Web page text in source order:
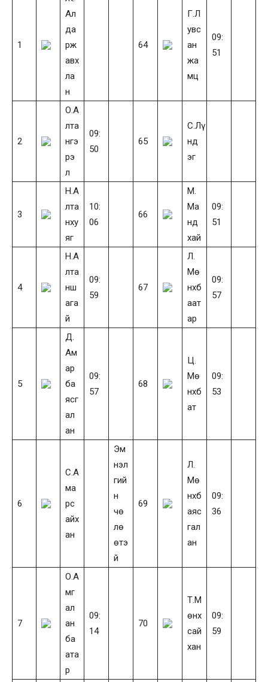
1
Ал
да
рж
авх
ла
н
64
Г.Л
увс
ан
жа
мц
09:
51
2
О.А
лта
нгэ
рэ
л
09:
50
65
С.Лү
нд
эг
3
Н.А
лта
нху
яг
10:
06
66
М.
Ма
нд
хай
09:
51
4
Н.А
лта
нш
ага
й
09:
59
67
Л.
Мө
нхб
аат
ар
09:
57
5
Д.
Ам
ар
ба
ясг
ал
ан
09:
57
68
Ц.
Мө
нхб
ат
09:
53
6
С.А
ма
рс
айх
ан
Эм
нэл
гий
н
чө
лө
өтэ
й
69
Л.
Мө
нхб
аяс
гал
ан
09:
36
7
О.А
мг
ал
ан
ба
ата
р
09:
14
70
Т.М
өнх
сай
хан
09:
59